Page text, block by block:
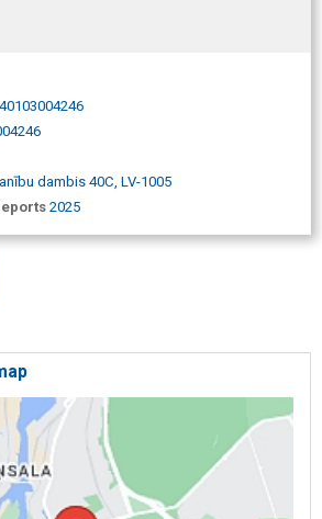
40103004246
dambis 40C, LV-1005
2025